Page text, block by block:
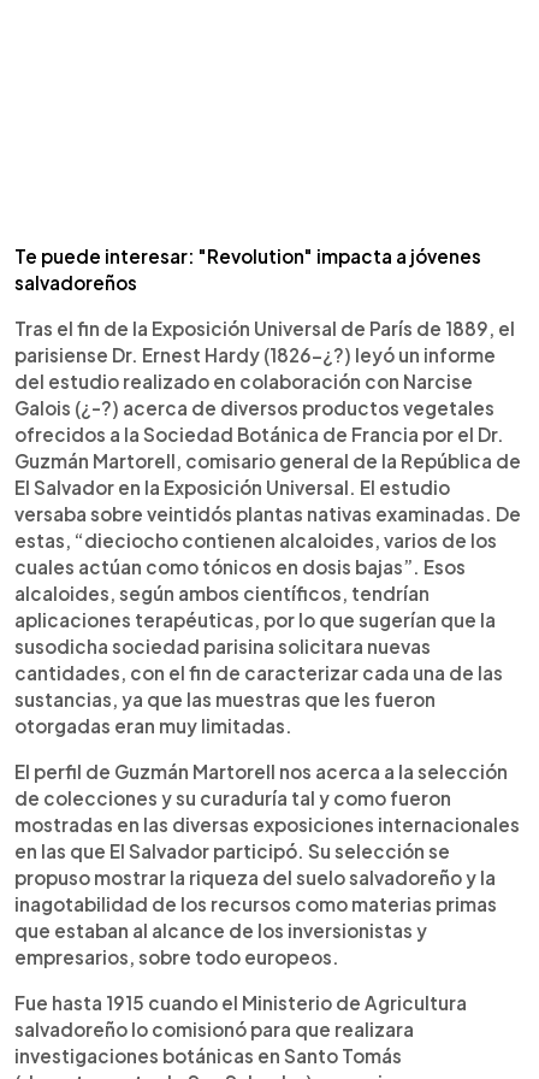
Te puede interesar: "Revolution" impacta a jóvenes
salvadoreños
Tras el fin de la Exposición Universal de París de 1889, el
parisiense Dr. Ernest Hardy (1826-¿?) leyó un informe
del estudio realizado en colaboración con Narcise
Galois (¿-?) acerca de diversos productos vegetales
ofrecidos a la Sociedad Botánica de Francia por el Dr.
Guzmán Martorell, comisario general de la República de
El Salvador en la Exposición Universal. El estudio
versaba sobre veintidós plantas nativas examinadas. De
estas, “dieciocho contienen alcaloides, varios de los
cuales actúan como tónicos en dosis bajas”. Esos
alcaloides, según ambos científicos, tendrían
aplicaciones terapéuticas, por lo que sugerían que la
susodicha sociedad parisina solicitara nuevas
cantidades, con el fin de caracterizar cada una de las
sustancias, ya que las muestras que les fueron
otorgadas eran muy limitadas.
El perfil de Guzmán Martorell nos acerca a la selección
de colecciones y su curaduría tal y como fueron
mostradas en las diversas exposiciones internacionales
en las que El Salvador participó. Su selección se
propuso mostrar la riqueza del suelo salvadoreño y la
inagotabilidad de los recursos como materias primas
que estaban al alcance de los inversionistas y
empresarios, sobre todo europeos.
Fue hasta 1915 cuando el Ministerio de Agricultura
salvadoreño lo comisionó para que realizara
investigaciones botánicas en Santo Tomás